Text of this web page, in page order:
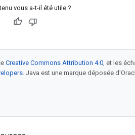
vous a-t-il été utile ?
Creative Commons Attribution 4.0 , et les
. Java est une marque déposée